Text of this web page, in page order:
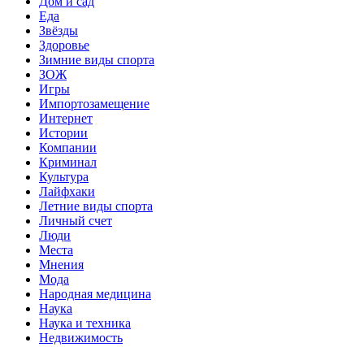
Еда
Звёзды
Здоровье
Зимние виды спорта
ЗОЖ
Игры
Импортозамещение
Интернет
Истории
Компании
Криминал
Культура
Лайфхаки
Летние виды спорта
Личный счет
Люди
Места
Мнения
Мода
Народная медицина
Наука
Наука и техника
Недвижимость